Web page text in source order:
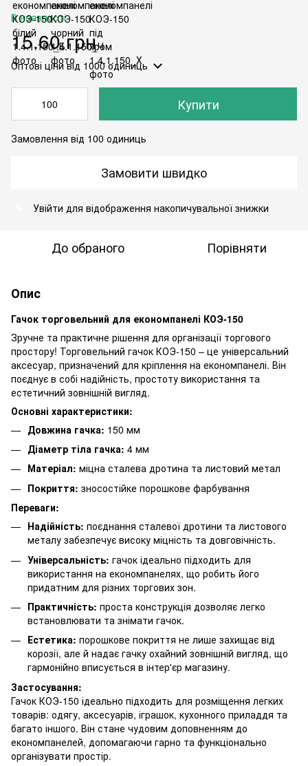
В наявності
15.60 грн
Оптові ціни від 1000 одиниць
Купити
Замовлення від 100 одиниць
Замовити швидко
Увійти для відображення накопичувальної знижки
До обраного Порівняти
Опис
Гачок торговельний для економпанелі КОЭ-150
Зручне та практичне рішення для організації торгового
простору! Торговельний гачок КОЭ-150 – це універсальний
аксесуар, призначений для кріплення на економпанелі. Він
поєднує в собі надійність, простоту використання та
естетичний зовнішній вигляд.
Основні характеристики:
Довжина гачка: 150 мм
Діаметр тіла гачка: 4 мм
Матеріал: міцна сталева дротина та листовий метал
Покриття: зносостійке порошкове фарбування
Переваги:
Надійність: поєднання сталевої дротини та листового
металу забезпечує високу міцність та довговічність.
Універсальність: гачок ідеально підходить для
використання на економпанелях, що робить його
придатним для різних торгових зон.
Практичність: проста конструкція дозволяє легко
встановлювати та знімати гачок.
Естетика: порошкове покриття не лише захищає від
корозії, але й надає гачку охайний зовнішній вигляд, що
гармонійно вписується в інтер'єр магазину.
Застосування:
Гачок КОЭ-150 ідеально підходить для розміщення легких
товарів: одягу, аксесуарів, іграшок, кухонного приладдя та
багато іншого. Він стане чудовим доповненням до
економпанелей, допомагаючи гарно та функціонально
організувати простір.